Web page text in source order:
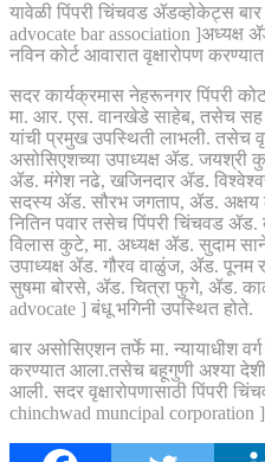
यावेळी पिंपरी चिंचवड ॲडव्होकेट्स
advocate bar association ]अध्यक्ष
नविन कोर्ट आवारात वृक्षारोपण
सदर कार्यक्रमास नेहरूनगर पिंपरी
मा. आर. एस. वानखेडे साहेब, तसेच सह
यांची प्रमुख उपस्थिती लाभली. तसेच
असोसिएशच्या उपाध्यक्ष ॲड.
ॲड. मंगेश नढे, खजिनदार ॲड.
सदस्य ॲड. सौरभ जगताप, ॲड.
नितिन पवार तसेच पिंपरी चिंचवड
विलास कुटे, मा. अध्यक्ष ॲड. सुदाम
उपाध्यक्ष ॲड. गौरव वाळुंज, ॲड.
सुषमा बोरसे, ॲड. चित्रा फुगे, ॲड.
advocate ] बंधू भगिनी उपस्थित होते.
बार असोसिएशन तर्फे मा. न्यायाधीश
करण्यात आला.तसेच बहूगुणी अश्या
आली. सदर वृक्षारोपणासाठी पिंपरी
chinchwad muncipal corporation